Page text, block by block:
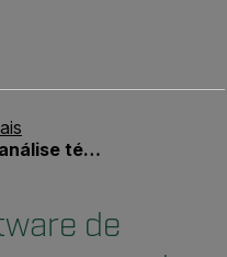
Pro para profissionais
de